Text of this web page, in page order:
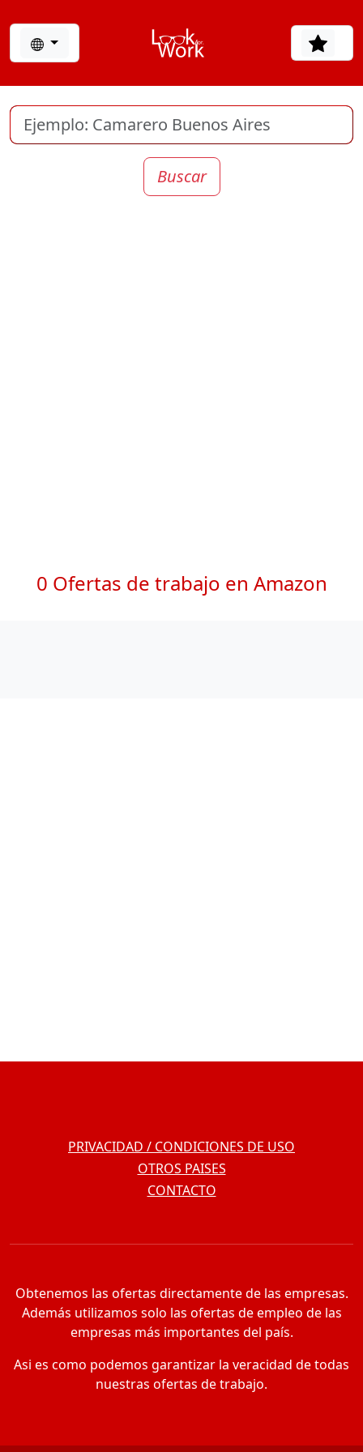
Buscar
0 Ofertas de trabajo en Amazon
PRIVACIDAD / CONDICIONES DE USO
OTROS PAISES
CONTACTO
Obtenemos las ofertas directamente de las empresas.
Además utilizamos solo las ofertas de empleo de las
empresas más importantes del país.
Asi es como podemos garantizar la veracidad de todas
nuestras ofertas de trabajo.